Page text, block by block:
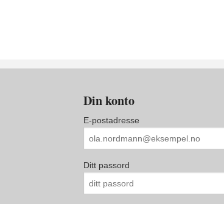
Din konto
E-postadresse
Ditt passord